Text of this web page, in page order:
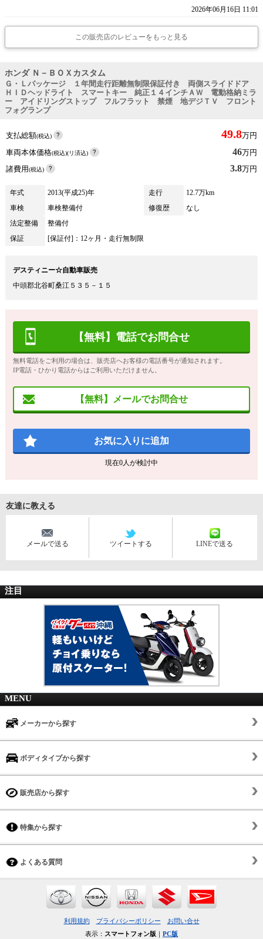
2026年06月16日 11:01
この販売店のレビューをもっと見る
ホンダ Ｎ－ＢＯＸカスタム
Ｇ・Ｌパッケージ １年間走行距離無制限保証付き 両側スライドドア
ＨＩＤヘッドライト スマートキー 純正１４インチＡＷ 電動格納ミラ
ー アイドリングストップ フルフラット 禁煙 地デジＴＶ フロント
フォグランプ
支払総額(税込) 49.8万円
車両本体価格(税込)(リ済込) 46万円
諸費用(税込) 3.8万円
年式 2013(平成25)年 走行
12.7万km
車検
車検整備付 修復歴
なし
法定整備
整備付
保証
[保証付]：12ヶ月・走行無制限
デスティニー☆自動車販売
中頭郡北谷町桑江５３５－１５
【無料】電話でお問合せ
無料電話をご利用の場合は、販売店へお客様の電話番号が通知されます。
IP電話・ひかり電話からはご利用いただけません。
【無料】メールでお問合せ
お気に入りに追加
現在0人が検討中
友達に教える
メールで送る ツイートする LINEで送る
注目
MENU
メーカーから探す
ボディタイプから探す
販売店から探す
特集から探す
よくある質問
利用規約 プライバシーポリシー
お問い合せ
表示： スマートフォン版 ｜ PC版